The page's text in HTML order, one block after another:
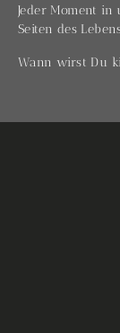
Jeder Moment in
Seiten des
Wann wirst Du